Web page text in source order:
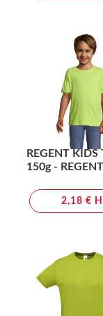
REGENT KIDS
150g -
2,18 €